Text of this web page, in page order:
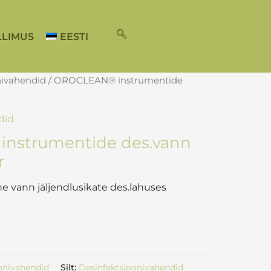
EESTI
/ OROCLEAN® instrumentide
instrumentide des.vann
vann jäljendlusikate des.lahuses
Silt: Desinfektsioonivahendid